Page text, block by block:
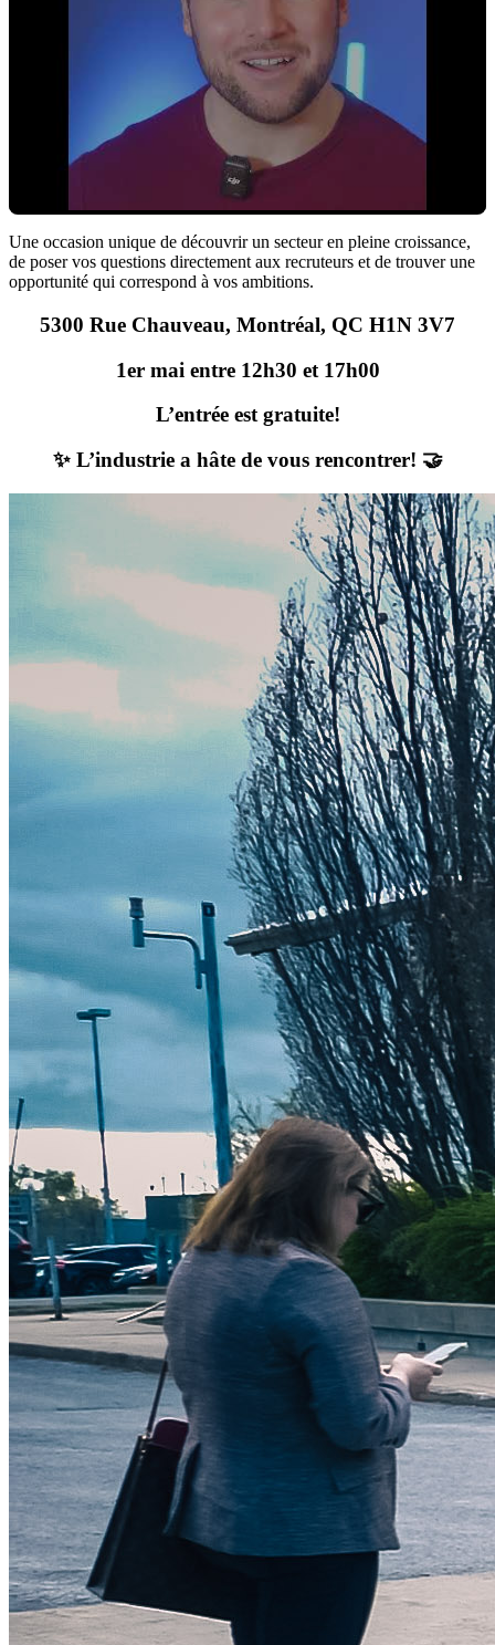
Cliquez pour charger la vidéo
Une occasion unique de découvrir un secteur en pleine croissance,
de poser vos questions directement aux recruteurs et de trouver une
opportunité qui correspond à vos ambitions.
5300 Rue Chauveau, Montréal, QC H1N 3V7
1er mai entre 12h30 et 17h00
L’entrée est gratuite!
✨ L’industrie a hâte de vous rencontrer! 🤝